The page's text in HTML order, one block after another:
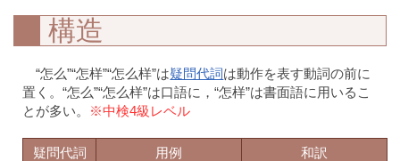
構造
“怎么”“怎样”“怎么样”は疑問代詞は動作を表す動詞の前に
置く。“怎么”“怎么样”は口語に，“怎样”は書面語に用いるこ
とが多い。
※中検4級レベル
疑問代詞 用例 和訳